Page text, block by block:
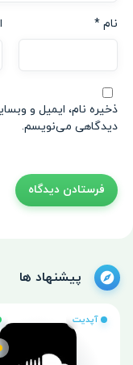
نام *
ذخیره نام، ایمیل و
دیدگاهی می‌نویسم.
پیشنهاد ها
آپدیت